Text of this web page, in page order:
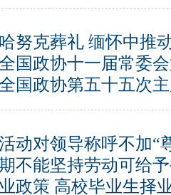
努克葬礼 缅怀中推
国政协十一届常委
国政协第五十五次
动对领导称呼不加“
不能坚持劳动可给
政策 高校毕业生择